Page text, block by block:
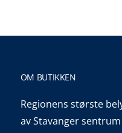
OM BUTIKKEN
Regionens største
av Stavanger